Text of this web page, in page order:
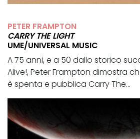
PETER FRAMPTON
CARRY THE LIGHT
UME/UNIVERSAL MUSIC
A 75 anni, e a 50 dallo storico
Alive!, Peter Frampton dimostra
è spenta e pubblica Carry The...